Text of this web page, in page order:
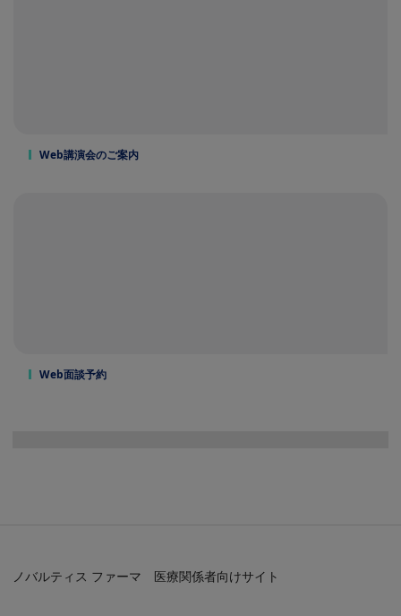
Web講演会のご案内
Web面談予約
ノバルティス ファーマ 医療関係者向けサイト